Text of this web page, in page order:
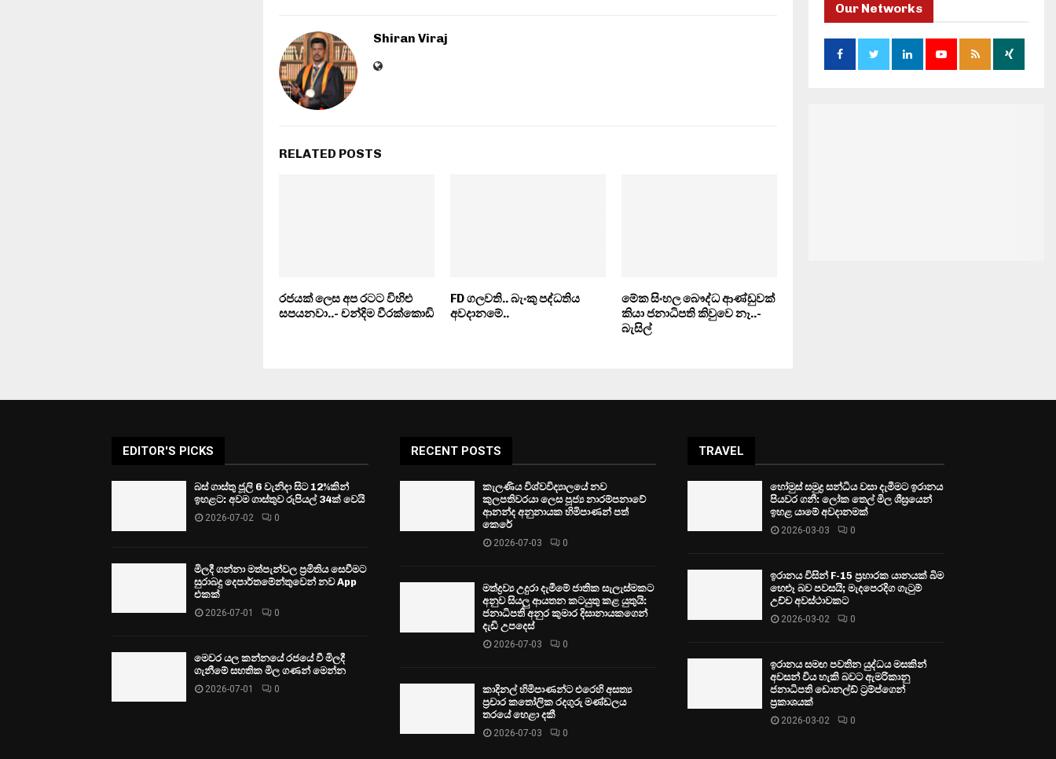
Shiran Viraj
RELATED POSTS
රජයක් ලෙස අප රටට විහිළු
සපයනවා..- චන්දිම වීරක්කොඩි
FD ගලවති.. බැංකු පද්ධතිය
අවදානමේ..
මේක සිංහල බෞද්ධ ආණ්ඩුවක්
කියා ජනාධිපති කිවුවෙ නෑ..-
බැසිල්
Our Networks
EDITOR'S PICKS
බස් ගාස්තු ජූලි 6 වැනිදා සිට 12%කින්
ඉහළට: අවම ගාස්තුව රුපියල් 34ක් වෙයි
2026-07-02 0
මිලදී ගන්නා මත්පැන්වල ප්‍රමිතිය සෙවීමට
සුරාබදු දෙපාර්තමේන්තුවෙන් නව App
එකක්
2026-07-01 0
මෙවර යල කන්නයේ රජයේ වී මිලදී
ගැනීමේ සහතික මිල ගණන් මෙන්න
2026-07-01 0
RECENT POSTS
කැලණිය විශ්වවිද්‍යාලයේ නව
කුලපතිවරයා ලෙස පූජ්‍ය නාරම්පනාවේ
ආනන්ද අනුනායක හිමිපාණන් පත්
කෙරේ
2026-07-03 0
මත්ද්‍රව්‍ය උදුරා දැමීමේ ජාතික සැලැස්මකට
අනුව සියලු ආයතන කටයුතු කළ යුතුයි:
ජනාධිපති අනුර කුමාර දිසානායකගෙන්
දැඩි උපදෙස්
2026-07-03 0
කාදිනල් හිමිපාණන්ට එරෙහි අසත්‍ය
ප්‍රචාර කතෝලික රදගුරු මණ්ඩලය
තරයේ හෙළා දකී
2026-07-03 0
TRAVEL
හෝමුස් සමුද්‍ර සන්ධිය වසා දැමීමට ඉරානය
පියවර ගනී: ලෝක තෙල් මිල ශීඝ්‍රයෙන්
ඉහළ යාමේ අවදානමක්
2026-03-03 0
ඉරානය විසින් F-15 ප්‍රහාරක යානයක් බිම
හෙළූ බව පවසයි; මැදපෙරදිග ගැටුම්
උච්ච අවස්ථාවකට
2026-03-02 0
ඉරානය සමඟ පවතින යුද්ධය මසකින්
අවසන් විය හැකි බවට ඇමරිකානු
ජනාධිපති ඩොනල්ඩ් ට්‍රම්ප්ගෙන්
ප්‍රකාශයක්
2026-03-02 0